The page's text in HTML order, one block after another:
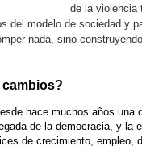
de la violencia
del modelo de sociedad y
nada, sino
hace muchos años una
de la democracia, y la
de crecimiento, empleo,